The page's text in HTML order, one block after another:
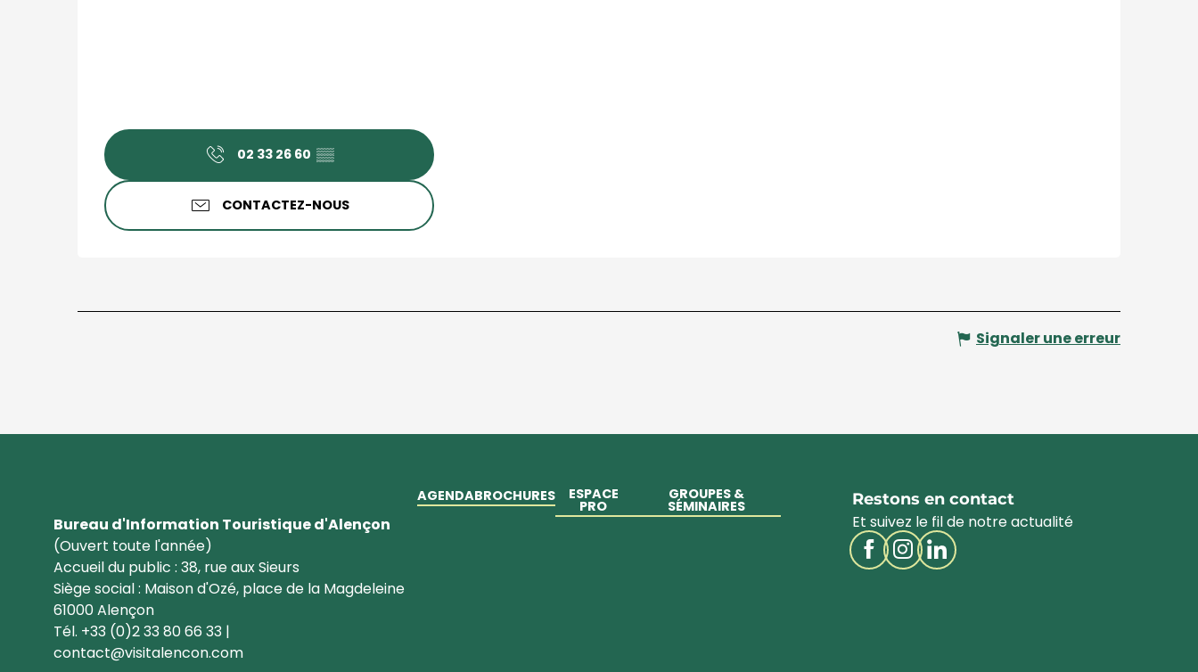
02 33 26 60 ▒▒
CONTACTEZ-NOUS
Signaler une erreur
Bureau d'Information Touristique d'Alençon
(Ouvert toute l'année)
Accueil du public : 38, rue aux Sieurs
Siège social : Maison d'Ozé, place de la Magdeleine
61000 Alençon
Tél. +33 (0)2 33 80 66 33 |
contact@visitalencon.com
AGENDABROCHURES ESPACE
PRO
GROUPES &
SÉMINAIRES Restons en contact
Et suivez le fil de notre actualité